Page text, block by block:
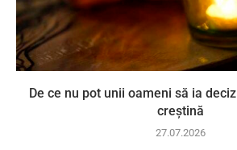
De ce nu pot unii oameni să ia
creștină
27.07.2026